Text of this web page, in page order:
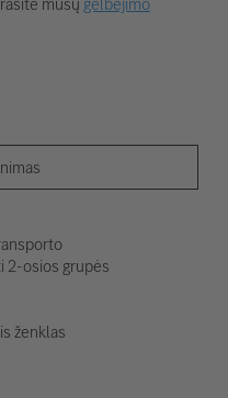
2-osios grupės
ženklas